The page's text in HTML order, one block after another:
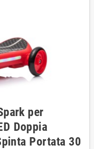
per
Doppia
Portata 30